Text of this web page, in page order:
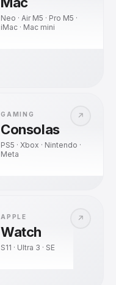
Neo · Air M5 · Pro M5 ·
iMac · Mac mini
↗
GAMING
Consolas
PS5 · Xbox · Nintendo ·
Meta
↗
APPLE
Watch
S11 · Ultra 3 · SE